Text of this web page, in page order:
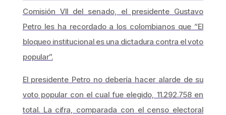
Comisión VII del senado, el presidente Gustavo
Petro les ha recordado a los colombianos que “El
bloqueo institucional es una dictadura contra el voto
popular”.
El presidente Petro no debería hacer alarde de su
voto popular con el cual fue elegido, 11.292.758 en
total. La cifra, comparada con el censo electoral